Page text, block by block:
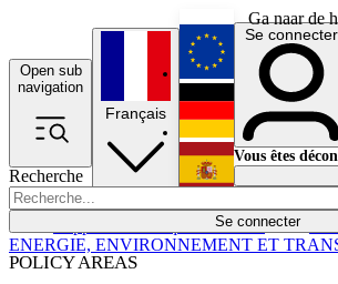
Ga naar de
Open sub
navigation
Recherche
Se connecter
POLICY AREAS
Économie
Français
English
Deutsch
Español
Se connecter
Vous êtes
ENERGIE, ENVIRONNEMENT ET